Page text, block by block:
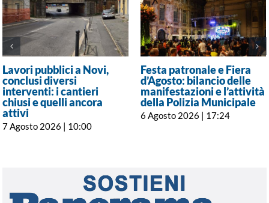
Lavori pubblici a Novi,
conclusi diversi
interventi: i cantieri
chiusi e quelli ancora
attivi
7 Agosto 2026 | 10:00
Festa patronale e Fiera
d’Agosto: bilancio delle
manifestazioni e l’attività
della Polizia Municipale
6 Agosto 2026 | 17:24